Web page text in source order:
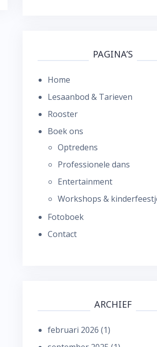
PAGINA’S
Home
Lesaanbod & Tarieven
Rooster
Boek ons
Optredens
Professionele dans
Entertainment
Workshops &
Fotoboek
Contact
ARCHIEF
februari 2026 (1)